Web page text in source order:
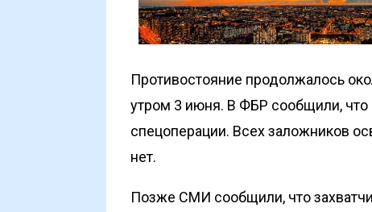
Противостояние продолжалось
утром 3 июня. В ФБР сообщили, что
спецоперации. Всех заложников
нет.
Позже СМИ сообщили, что